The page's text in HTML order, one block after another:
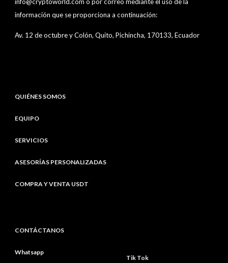
info@cryptoworld.com o por correo mediante el uso de la
información que se proporciona a continuación:
Av. 12 de octubre y Colón, Quito, Pichincha, 170133, Ecuador
QUIÉNES SOMOS
EQUIPO
SERVICIOS
ASESORÍAS PERSONALIZADAS
COMPRA Y VENTA USDT
CONTÁCTANOS
Whatsapp
Tik Tok